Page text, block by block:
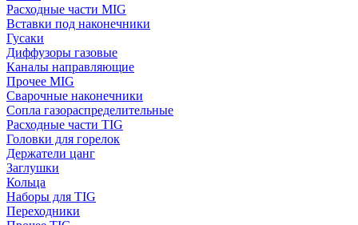
Расходные части MIG
Вставки под наконечники
Гусаки
Диффузоры газовые
Каналы направляющие
Прочее MIG
Сварочные наконечники
Сопла газораспределительные
Расходные части TIG
Головки для горелок
Держатели цанг
Заглушки
Кольца
Наборы для TIG
Переходники